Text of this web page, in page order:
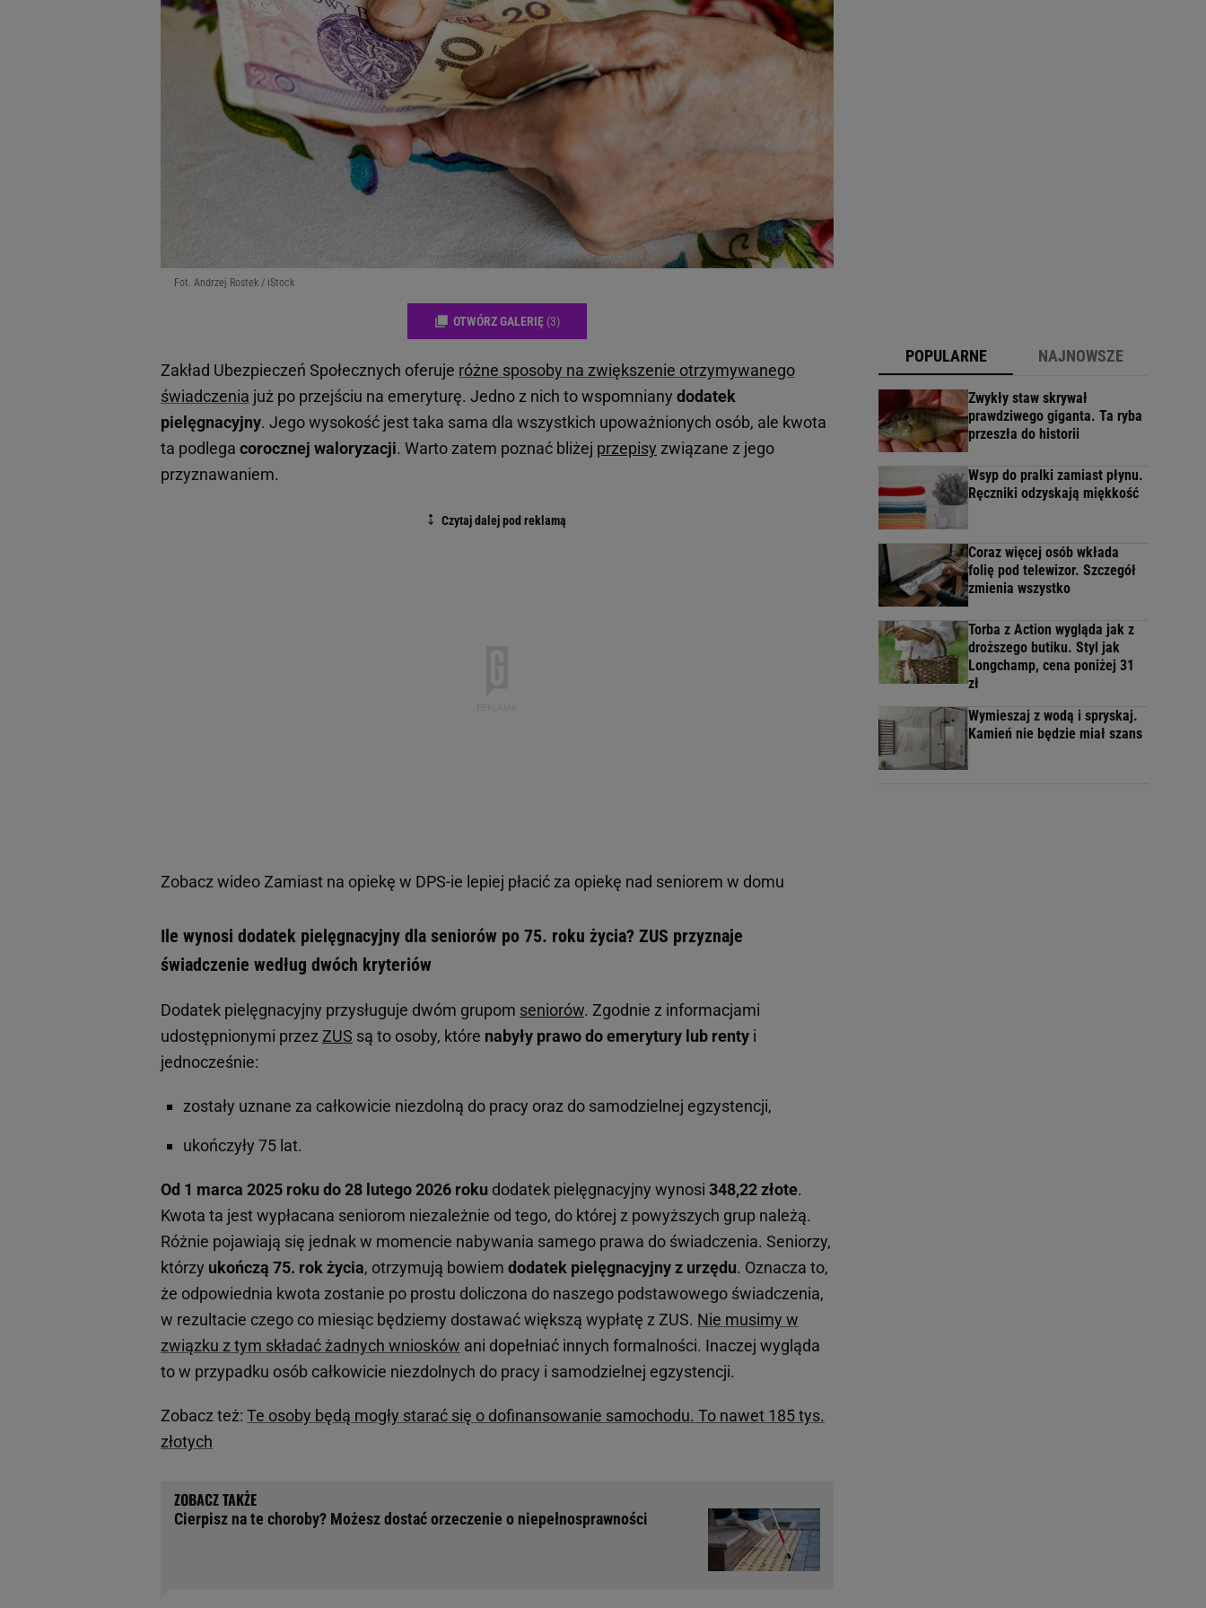
Fot. Andrzej Rostek / iStock
OTWÓRZ GALERIĘ (3)
Zakład Ubezpieczeń Społecznych oferuje różne sposoby na zwiększenie otrzymywanego
świadczenia już po przejściu na emeryturę. Jedno z nich to wspomniany dodatek
pielęgnacyjny. Jego wysokość jest taka sama dla wszystkich upoważnionych osób, ale kwota
ta podlega corocznej waloryzacji. Warto zatem poznać bliżej przepisy związane z jego
przyznawaniem.
Zobacz wideoZamiast na opiekę w DPS-ie lepiej płacić za opiekę nad seniorem w domu
Ile wynosi dodatek pielęgnacyjny dla seniorów po 75. roku życia? ZUS przyznaje
świadczenie według dwóch kryteriów
Dodatek pielęgnacyjny przysługuje dwóm grupom seniorów. Zgodnie z informacjami
udostępnionymi przezZUS są to osoby, które nabyły prawo do emerytury lub renty i
jednocześnie:
zostały uznane za całkowicie niezdolną do pracy oraz do samodzielnej egzystencji,
ukończyły 75 lat.
Od 1 marca 2025 roku do 28 lutego 2026 roku dodatek pielęgnacyjny wynosi 348,22 złote.
Kwota ta jest wypłacana seniorom niezależnie od tego, do której z powyższych grup należą.
Różnie pojawiają się jednak w momencie nabywania samego prawa do świadczenia. Seniorzy,
którzy ukończą 75. rok życia, otrzymują bowiem dodatek pielęgnacyjny z urzędu. Oznacza to,
że odpowiednia kwota zostanie po prostu doliczona do naszego podstawowego świadczenia,
w rezultacie czego co miesiąc będziemy dostawać większą wypłatę z ZUS. Nie musimy w
związku z tym składać żadnych wniosków ani dopełniać innych formalności. Inaczej wygląda
to w przypadku osób całkowicie niezdolnych do pracy i samodzielnej egzystencji.
Zobacz też: Te osoby będą mogły starać się o dofinansowanie samochodu. To nawet 185 tys.
złotych
Cierpisz na te choroby? Możesz dostać orzeczenie o niepełnosprawności
POPULARNE NAJNOWSZE
Zwykły staw skrywał
prawdziwego giganta. Ta ryba
przeszła do historii
Wsyp do pralki zamiast płynu.
Ręczniki odzyskają miękkość
Coraz więcej osób wkłada
folię pod telewizor. Szczegół
zmienia wszystko
Torba z Action wygląda jak z
droższego butiku. Styl jak
Longchamp, cena poniżej 31
zł
Wymieszaj z wodą i spryskaj.
Kamień nie będzie miał szans